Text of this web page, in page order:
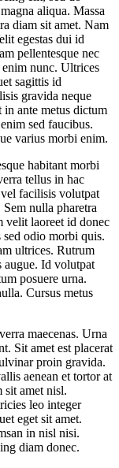
aliqua. Massa
diam sit amet. Nam
egestas dui id
pellentesque nec
enim nunc. Ultrices
sagittis id
gravida neque
ante metus dictum
sed faucibus.
varius morbi enim.
habitant morbi
tellus in hac
vel facilisis volutpat
Sem nulla pharetra
velit laoreet id donec
odio morbi quis.
ultrices. Rutrum
augue. Id volutpat
posuere urna.
Cursus metus
maecenas. Urna
Sit amet est placerat
proin gravida.
aenean et tortor at
sit amet nisl.
leo integer
eget sit amet.
in nisl nisi.
diam donec.